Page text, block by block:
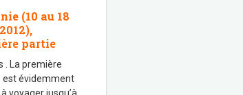
(10 au 18
partie
. La première
est évidemment